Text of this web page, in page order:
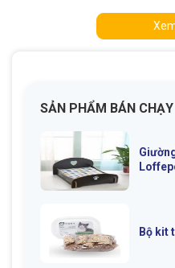
DỊCH VỤ
Dịch vụ cắt tỉa lông chó
SẢN PHẨM BÁN CHẠY
Bộ kit